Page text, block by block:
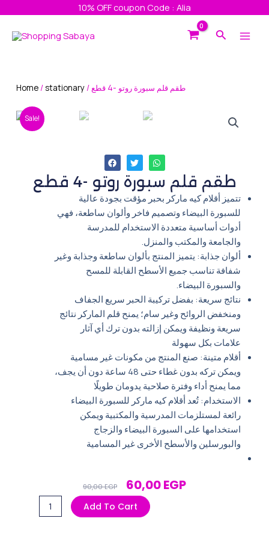
content
10% OFF coupon Code : Alia
Search
طقم قلم سبورة روتو -4 قطع
تتميز أقلام كيه ماركر بحبر مؤقت بجودة عالية
للسبورة البيضاء وتصميم فاخر وألوان ساطعة، فهي
أدوات أساسية متعددة الاستخدام للمدرسة
والجامعة والمكتب والمنزل.
ألوان جذابة: يتميز المنتج بألوان ساطعة وجذابة وغير
شفافة تناسب جميع الأسطح القابلة للمسح
والسبورة البيضاء.
نتائج سريعة: بفضل تركيبة الحبر سريع الجفاف
ومنخفض الروائح وغير سام؛ يمنح قلم الماركر نتائج
سريعة ونظيفة ويمكن إزالته بدون ترك أي آثار
علامات بكل سهولة
أقلام متينة: صنع المنتج من مكونات غير مسامية
ويمكن تركه بدون غطاء حتى 48 ساعة دون أن يجف،
مما يمنح أداء وفترة صلاحية يدومان طويلًا
الاستخدام: تُعد أقلام كيه ماركر للسبورة البيضاء
رائعة لمستلزمات المدرسية والمكتبية ويمكن
استخدامها على السبورة البيضاء والزجاج
والبورسلين والأسطح الأخرى غير المسامية
90,00EGP Original
Price
Was:
60,00EGPCurrent
Add To Cart
Home/ stationary / طقم قلم سبورة روتو -4 قطع
Sale!